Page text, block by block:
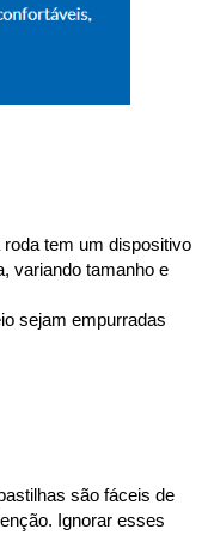
tem um dispositivo
variando tamanho e
sejam empurradas
são fáceis de
Ignorar esses